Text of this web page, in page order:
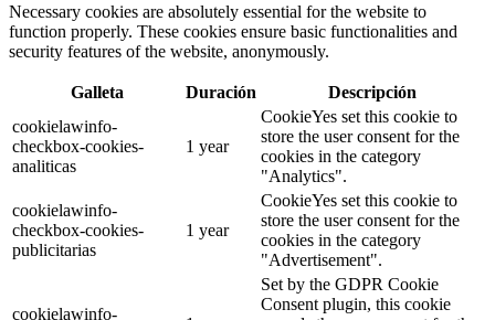
Necessary cookies are absolutely essential for the website to
function properly. These cookies ensure basic functionalities and
security features of the website, anonymously.
Galleta Duración
Descripción
cookielawinfo-
checkbox-cookies-
analiticas
1 year
CookieYes set this cookie to
store the user consent for the
cookies in the category
"Analytics".
cookielawinfo-
checkbox-cookies-
publicitarias
1 year
CookieYes set this cookie to
store the user consent for the
cookies in the category
"Advertisement".
cookielawinfo-
Set by the GDPR Cookie
Consent plugin, this cookie